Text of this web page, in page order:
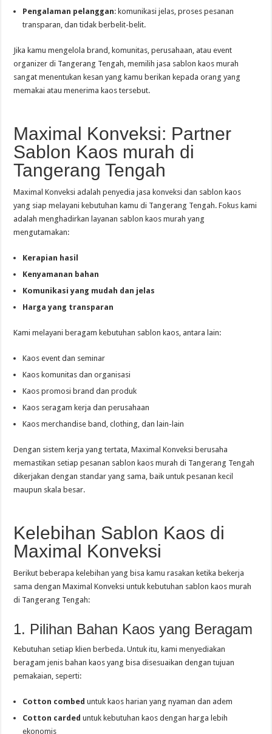
Pengalaman pelanggan: komunikasi jelas, proses pesanan
transparan, dan tidak berbelit-belit.
Jika kamu mengelola brand, komunitas, perusahaan, atau event
organizer di Tangerang Tengah, memilih jasa sablon kaos murah
sangat menentukan kesan yang kamu berikan kepada orang yang
memakai atau menerima kaos tersebut.
Maximal Konveksi: Partner
Sablon Kaos murah di
Tangerang Tengah
Maximal Konveksi adalah penyedia jasa konveksi dan sablon kaos
yang siap melayani kebutuhan kamu di Tangerang Tengah. Fokus kami
adalah menghadirkan layanan sablon kaos murah yang
mengutamakan:
Kerapian hasil
Kenyamanan bahan
Komunikasi yang mudah dan jelas
Harga yang transparan
Kami melayani beragam kebutuhan sablon kaos, antara lain:
Kaos event dan seminar
Kaos komunitas dan organisasi
Kaos promosi brand dan produk
Kaos seragam kerja dan perusahaan
Kaos merchandise band, clothing, dan lain-lain
Dengan sistem kerja yang tertata, Maximal Konveksi berusaha
memastikan setiap pesanan sablon kaos murah di Tangerang Tengah
dikerjakan dengan standar yang sama, baik untuk pesanan kecil
maupun skala besar.
Kelebihan Sablon Kaos di
Maximal Konveksi
Berikut beberapa kelebihan yang bisa kamu rasakan ketika bekerja
sama dengan Maximal Konveksi untuk kebutuhan sablon kaos murah
di Tangerang Tengah:
1. Pilihan Bahan Kaos yang Beragam
Kebutuhan setiap klien berbeda. Untuk itu, kami menyediakan
beragam jenis bahan kaos yang bisa disesuaikan dengan tujuan
pemakaian, seperti:
Cotton combed untuk kaos harian yang nyaman dan adem
Cotton carded untuk kebutuhan kaos dengan harga lebih
ekonomis